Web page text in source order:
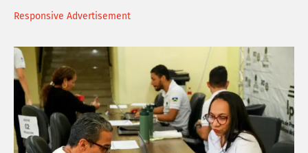
Responsive Advertisement